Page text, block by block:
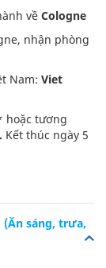
về Cologne
nhận phòng
Nam: Viet
hoặc tương
Kết thúc ngày 5
(Ăn sáng, trưa,